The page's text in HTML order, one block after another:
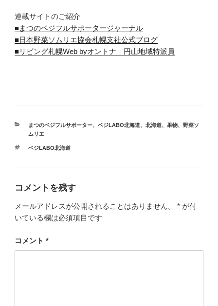
連載サイトのご紹介
■まつのベジフルサポータージャーナル
■日本野菜ソムリエ協会札幌支社公式ブログ
■リビング札幌Web byオントナ 円山地域特派員
カ
テ
リ
まつのベジフルサポーター、 ベジLABO北海道、 北海道、 果物、 野菜ソ
ムリエ
タ
ベジLABO北海道
コメントを残す
メールアドレスが公開されることはありません。 * が付
いている欄は必須項目です
コメント *